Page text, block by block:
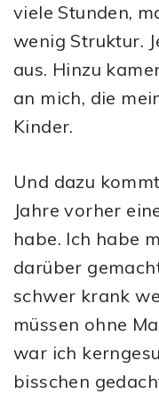
viele Stunden,
wenig Struktur.
aus. Hinzu
an mich, die
Kinder.
Und dazu
Jahre vorher
habe. Ich habe
darüber
schwer krank
müssen ohne
war ich
bisschen